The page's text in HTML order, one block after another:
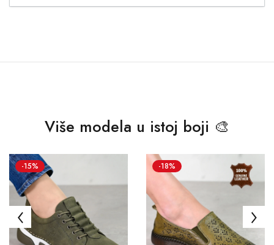
Više modela u istoj boji 🎨
-15% -18%